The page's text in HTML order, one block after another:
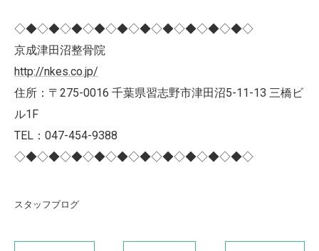
◇◆◇◆◇◆◇◆◇◆◇◆◇◆◇◆◇◆◇◆◇
京成津田沼整骨院
http://nkes.co.jp/
住所：〒275-0016 千葉県習志野市津田沼5-11-13 三橋ビ
ル1F
TEL：047-454-9388
◇◆◇◆◇◆◇◆◇◆◇◆◇◆◇◆◇◆◇◆◇
スタッフブログ